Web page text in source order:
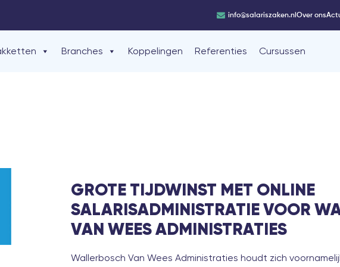
info@salariszaken.nlOver ons
Branches Koppelingen Referenties Cursussen
GROTE TIJDWINST MET ONLINE
SALARISADMINISTRATIE VOOR
VAN WEES ADMINISTRATIES
Wallerbosch Van Wees Administraties houdt zich